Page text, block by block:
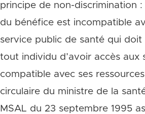
principe de non-discrimination
du bénéfice est incompatible
service public de santé qui
tout individu d’avoir accès aux
compatible avec ses
circulaire du ministre de la
MSAL du 23 septembre 1995